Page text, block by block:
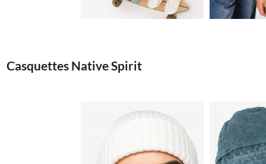
Casquettes Native Spirit